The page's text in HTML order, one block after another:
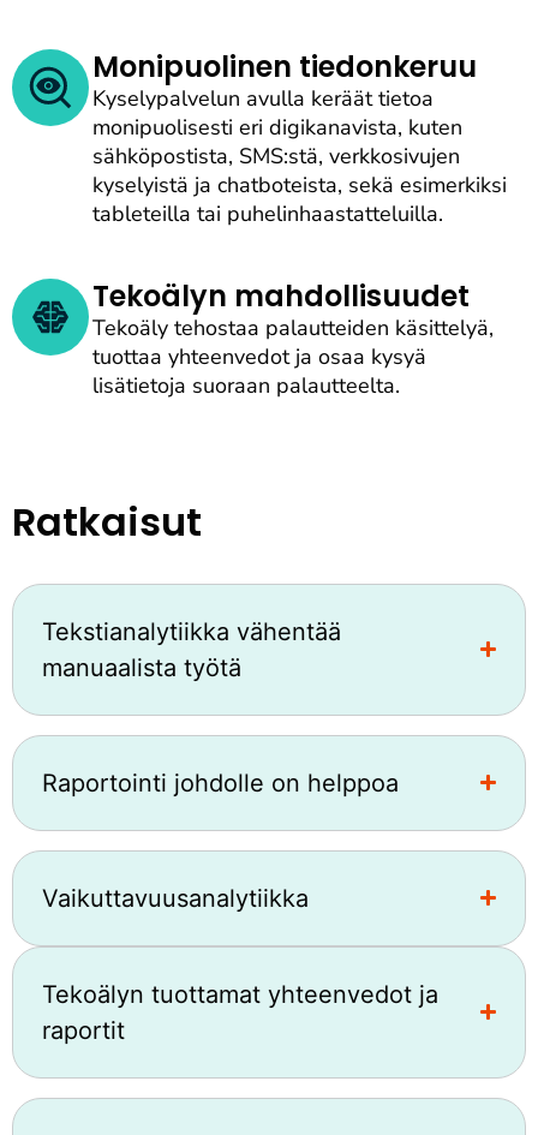
Monipuolinen tiedonkeruu
Kyselypalvelun avulla keräät tietoa
monipuolisesti eri digikanavista, kuten
sähköpostista, SMS:stä, verkkosivujen
kyselyistä ja chatboteista, sekä esimerkiksi
tableteilla tai puhelinhaastatteluilla.
Tekoälyn mahdollisuudet
Tekoäly tehostaa palautteiden käsittelyä,
tuottaa yhteenvedot ja osaa kysyä
lisätietoja suoraan palautteelta.
Ratkaisut
Tekstianalytiikka vähentää
manuaalista työtä
Raportointi johdolle on helppoa
Vaikuttavuusanalytiikka
Tekoälyn tuottamat yhteenvedot ja
raportit